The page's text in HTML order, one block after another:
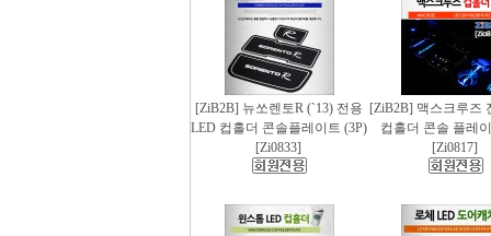
[ZiB2B] 뉴쏘렌토R (`13) 전용
LED 컵홀더 콘솔플레이트 (3P)
[Zi0833]
[ZiB2B] 맥스크루즈
컵홀더 콘솔 플레
[Zi0817]